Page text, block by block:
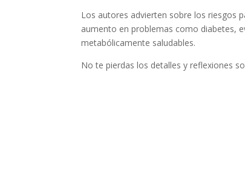
Los autores advierten sobre los riesgos
aumento en problemas como diabetes,
metabólicamente saludables.
No te pierdas los detalles y reflexiones